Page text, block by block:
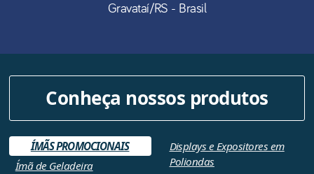
Gravataí/RS - Brasil
Conheça nossos produtos
ÍMÃS PROMOCIONAIS
Ímã de Geladeira
Displays e Expositores em
Poliondas